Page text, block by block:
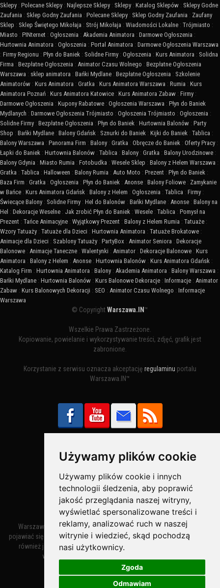
Używamy plików cookie
Używamy plików cookie i innych
technologii śledzenia, aby poprawić
jakość przeglądania naszej witryny,
wyświetlać spersonalizowane treści i
reklamy, analizować ruch w naszej
witrynie i wiedzieć, skąd pochodzą
nasi użytkownicy.
Zgoda
Odmawiam
Sklepy : Polecane Sklepy : Najlepsze Sklepy : Sklepy : Katalog Sklepów : Sklepy Godne
Zaufania : Sklep Godny Zaufania : Polecane Sklepy : Sklep Godny Zaufania : Zaufany
Sklep : Sklep Świętego Mikołaja : Strój Mikołaja : Wiadomości Lokalne : Trójmiasto :
Miasto : PINternet : Ogłoszenia : Akademia Animatora : Darmowe Ogłoszenia :
Hurtownia Animatora : Ogłoszenia : Portal Animatora : Darmowe Ogłoszenia Warszawa
: Firmy Regionu : Płyn do Baniek : Solidne Firmy : Ogłoszenia : Kurs Animatora : Solidna
Firma : Bezpłatne Ogłoszenia : Animator Czasu Wolnego : Bezpłatne Ogłoszenia
Warszawa : sklep animatora : Bańki Mydlane : Bezpłatne Ogłoszenia : Szkolenie
Animatorów : Kurs Animatora : Gratka : Kurs Animatora Warszawa : Rumia : Kurs
Animatora Poznań : Kurs Animatora Katowice : Kurs Animatora Zabaw : Firmy :
Darmowe Ogłoszenia : Kupony Rabatowe : Ogłoszenia Warszawa : Płyn do Baniek
Mydlanych : Darmowe Ogłoszenia Trójmiasto : Ogłoszenia Trójmiasto : Ogłoszenia :
Solidne Firmy : Bezpłatne Ogłoszenia : Płyn do Baniek : Hurtownia Balonów : Party
Shop : Bańki Mydlane : Balony Gdańsk : Sznurki do Baniek : Kijki do Baniek : Tablica :
Balony Warszawa : Panorama Firm : Balony : Gratka : Obręcze do Baniek : Oferty Pracy :
Łapki do Baniek : Hurtownia Balonów : Tablica : Balony : Gratka : Balony Urodzinowe :
Balony Gdynia : Miasto Rumia : Fotobudka : Wesele Sklep : Balony z Helem Warszawa :
Gratka : Tablica : Halloween : Balony Rumia : Auto Moto : Prezent : Płyn do Baniek :
Baza Firm : Gratka : Ogłoszenia : Płyn do Baniek : Anonse : Balony Foliowe : Zamykanie
w Bańce : Kurs Animatora Gdańsk : Balony z Helem : Ogłoszenia : Tablica : Firmy :
Świecące Balony : Solidne Firmy : Hel do Balonów : Bańki Mydlane : Anonse : Balony na
Hel : Dekoracje Weselne : Jak zrobić Płyn do Baniek : Wesele : Tablica : Pomysł na
Prezent : Tańce Animacyjne : Wyjątkowy Prezent : Balony z Helem Rumia : Tatuaże :
Wzory Tatuaży : Tatuaże dla Dzieci : Hurtownia Animatora : Tatuaże Brokatowe :
Animacje dla Dzieci : Szablony Tatuaży : PartyBox : Animator Seniora : Dekoracje
Balonowe : Animacje Taneczne : Walentynki : Animator : Dekoracje Balonowe : Kurs
Animatora : Balony z Helem : Anonse : Hurtownia Balonów : Kurs Animatora Gdańsk :
Katalog Firm : Hurtownia Animatora : Balony : Akademia Animatora : Balony Warszawa :
Bańki Mydlane : Hurtownia Balonów : Kurs Balonowe Dekoracje : Informacje : Animator
Zabaw : Kurs Balonowych Dekoracji : SEO : Animator Czasu Wolnego : Informacje
Warszawa
© CopyrightWarszawa.IN ™
Wszelkie Prawa Zastrzeżone.
Kopiowanie, powielanie i wykorzystywanie treści, zdjęć, grafik jest
zabronione.
Korzystanie z serwisu oznacza akceptację regulaminu portalu
Warszawa.IN™
Bezpieczne Płatności obsługuje:
Warszawa – miasto stołeczne Warszawa. Nazwa miasta zaczęła
pojawiać się w dokumentach w XIV wieku jako Warszewa, a od XV wieku
również jako Warszowa. Zmiana nazwy na Warszawa w XV wieku
wynikała z mazowieckiej wymowy dialektycznej.